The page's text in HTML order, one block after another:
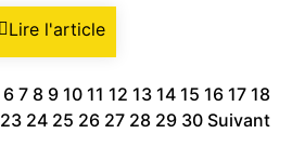
Lire l'article
6 7 8 9 10 11 12 13 14 15 16 17 18
23 24 25 26 27 28 29 30 Suivant